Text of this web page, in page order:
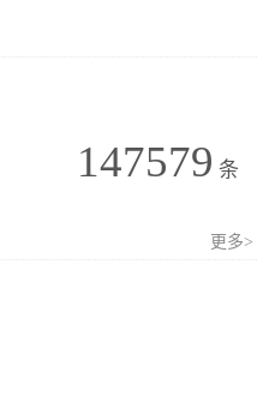
147579 条
更多>